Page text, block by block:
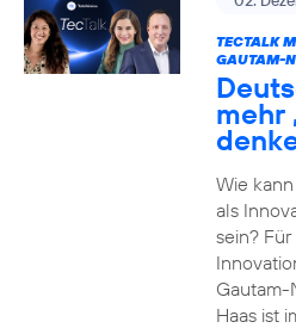
TECTALK
GAUTAM-
mehr
Wie
als
sein?
Gautam-
Haas ist